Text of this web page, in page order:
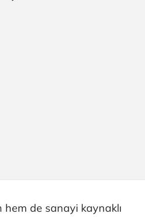
hem de sanayi kaynaklı